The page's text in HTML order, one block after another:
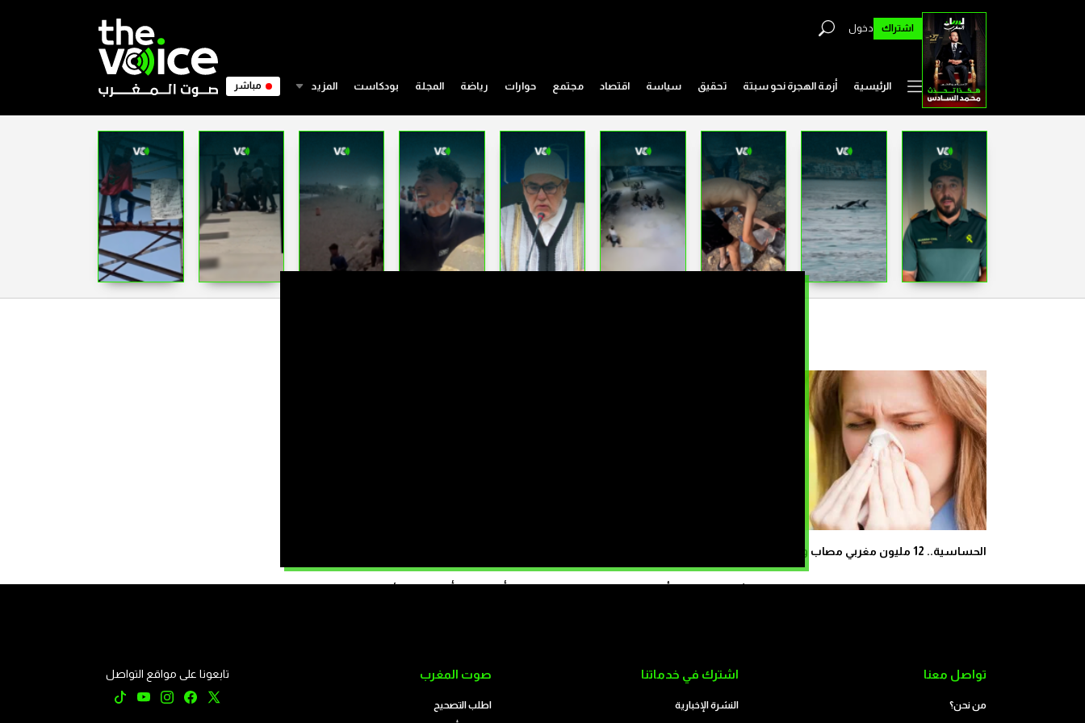
اشتراك دخول
الرئيسية أزمة الهجرة نحو سبتة تحقيق سياسة اقتصاد مجتمع حوارات رياضة المجلة بودكاست المزيد مباشر
كيف زحف عشرات الالاف فجأة نحو سبتة المحتلة؟ بفعل الفقر أم التلاعب أم انسداد الأفق؟
الحساسية.. 12 مليون مغربي مصاب ونصف العالم مهدد
تواصل معنا
من نحن؟
اشترك في خدماتنا
النشرة الإخبارية
صوت المغرب
اطلب التصحيح
تابعونا على مواقع التواصل